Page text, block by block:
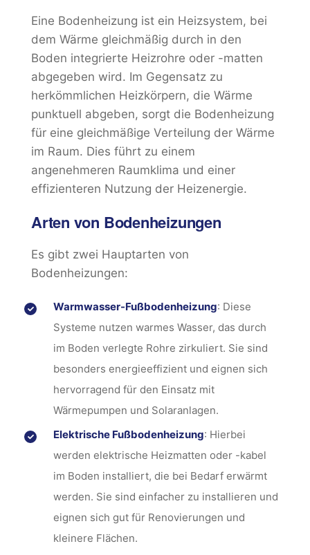
Eine Bodenheizung ist ein Heizsystem, bei
dem Wärme gleichmäßig durch in den
Boden integrierte Heizrohre oder -matten
abgegeben wird. Im Gegensatz zu
herkömmlichen Heizkörpern, die Wärme
punktuell abgeben, sorgt die Bodenheizung
für eine gleichmäßige Verteilung der Wärme
im Raum. Dies führt zu einem
angenehmeren Raumklima und einer
effizienteren Nutzung der Heizenergie.
Arten von Bodenheizungen
Es gibt zwei Hauptarten von
Bodenheizungen:
Warmwasser-Fußbodenheizung: Diese
Systeme nutzen warmes Wasser, das durch
im Boden verlegte Rohre zirkuliert. Sie sind
besonders energieeffizient und eignen sich
hervorragend für den Einsatz mit
Wärmepumpen und Solaranlagen.
Elektrische Fußbodenheizung: Hierbei
werden elektrische Heizmatten oder -kabel
im Boden installiert, die bei Bedarf erwärmt
werden. Sie sind einfacher zu installieren und
eignen sich gut für Renovierungen und
kleinere Flächen.